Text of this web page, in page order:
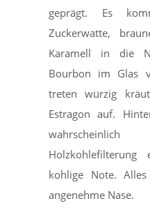
geprägt. Es
Zuckerwatte,
Karamell in die
Bourbon im Glas
treten würzig
Estragon auf.
kohlige Note.
angenehme Nase.